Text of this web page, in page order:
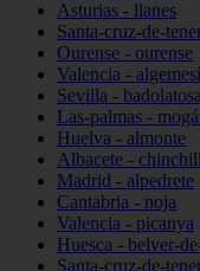
Asturias - llanes
Santa-cruz-de-
Ourense - ourense
Valencia - algemesí
Sevilla - badolatosa
Las-palmas -
Huelva - almonte
Albacete -
Madrid - alpedrete
Cantabria - noja
Valencia - picanya
Huesca - belver-
Santa-cruz-de-